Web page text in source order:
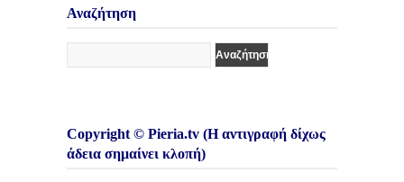
Άρθρων
Αναζήτηση
Copyright © Pieria.tv (Η αντιγραφή δίχως
άδεια σημαίνει κλοπή)